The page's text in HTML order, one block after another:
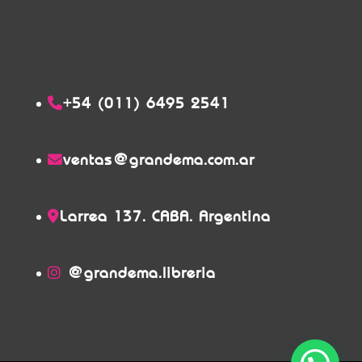
+54 (011) 6495 2541
ventas@grandema.com.ar
Larrea 137. CABA. Argentina
@grandema.libreria